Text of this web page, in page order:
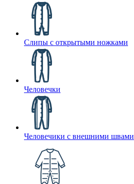
Слипы с открытыми ножками
Человечки
Человечики с внешними швами